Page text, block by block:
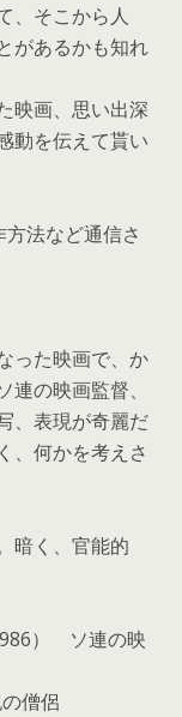
、そこから人
があるかも知れ
映画、思い出深
動を伝えて貰い
法など通信さ
った映画で、か
の映画監督、
、表現が奇麗だ
、何かを考えさ
暗く、官能的
） ソ連の映
僧侶